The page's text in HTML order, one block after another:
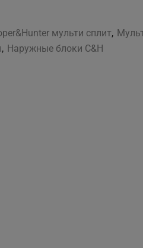
мульти сплит,
, Наружные блоки C&H